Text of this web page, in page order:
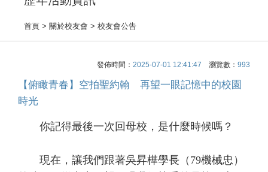
首頁 > 關於校友會 > 校友會公告
發佈時間： 2025-07-01 12:41:47 瀏覽數： 993
【俯瞰青春】空拍聖約翰 再望一眼記憶中的校園
時光
你記得最後一次回母校，是什麼時候嗎？
現在，讓我們跟著吳昇樺學長（79機械忠）